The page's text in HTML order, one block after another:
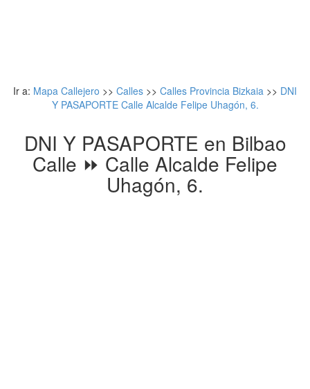
Ir a: Mapa Callejero >> Calles >> Calles Provincia Bizkaia >> DNI
Y PASAPORTE Calle Alcalde Felipe Uhagón, 6.
DNI Y PASAPORTE en Bilbao
Calle ⏩ Calle Alcalde Felipe
Uhagón, 6.